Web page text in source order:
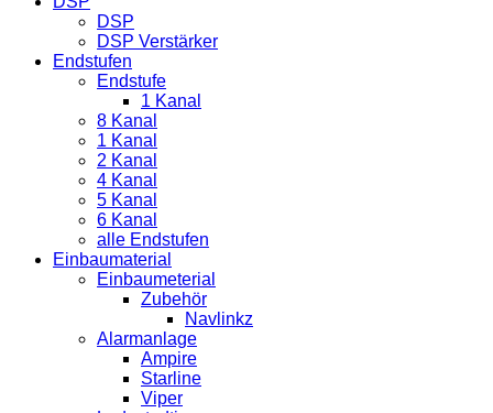
DSP
DSP Verstärker
Endstufen
Endstufe
1 Kanal
8 Kanal
1 Kanal
2 Kanal
4 Kanal
5 Kanal
6 Kanal
alle Endstufen
Einbaumaterial
Einbaumeterial
Zubehör
Navlinkz
Alarmanlage
Ampire
Starline
Viper